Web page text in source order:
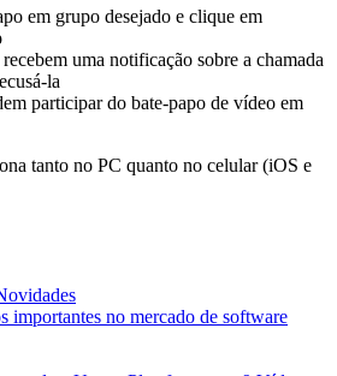
em grupo desejado e clique em
uma notificação sobre a chamada
la
participar do bate-papo de vídeo em
tanto no PC quanto no celular (iOS e
importantes no mercado de software